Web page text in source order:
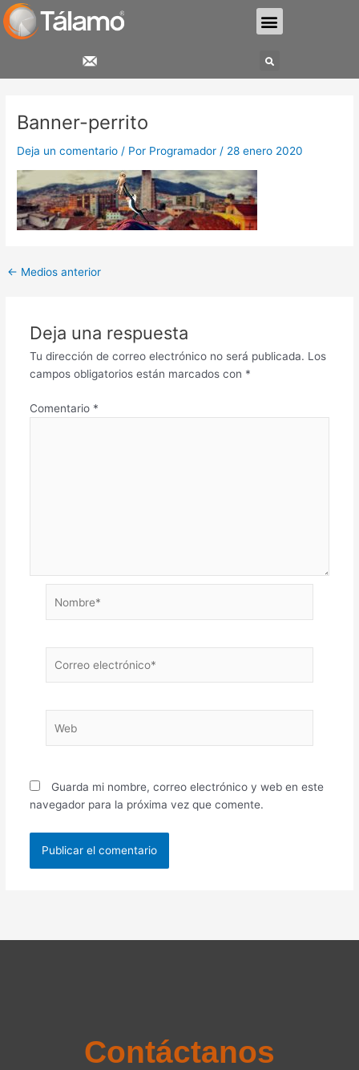
al
contenido
Menu
Search
Banner-perrito
Deja un comentario / Por Programador / 28 enero 2020
entradas
← Medios anterior
Deja una respuesta
Tu dirección de correo electrónico no será publicada. Los
campos obligatorios están marcados con *
Comentario *
electrónico*
Guarda mi nombre, correo electrónico y web en este
navegador para la próxima vez que comente.
Contáctanos